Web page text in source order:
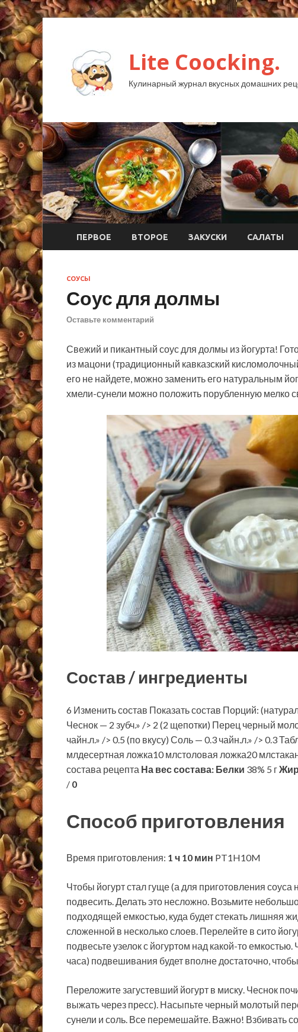
Lite Coocking.
Кулинарный журнал вкусных домашних
ПЕРВОЕ ВТОРОЕ ЗАКУСКИ САЛАТЫ
СОУСЫ
Соус для долмы
Оставьте комментарий
Свежий и пикантный соус для долмы из йогурта!
из мацони (традиционный кавказский
его не найдете, можно заменить его натуральным
хмели-сунели можно положить порубленную мелко
Состав / ингредиенты
6 Изменить состав Показать состав Порций:
Чеснок — 2 зубч.» /> 2 (2 щепотки) Перец черный
чайн.л.» /> 0.5 (по вкусу) Соль — 0.3 чайн.л.» /> 0.3
млдесертная ложка10 млстоловая ложка20
состава рецепта На вес состава: Белки 38% 5 г
/ 0
Способ приготовления
Время приготовления: 1 ч 10 мин PT1H10M
Чтобы йогурт стал гуще (а для приготовления соуса
подвесить. Делать это несложно. Возьмите
подходящей емкостью, куда будет стекать лишняя
сложенной в несколько слоев. Перелейте в сито
подвесьте узелок с йогуртом над какой-то
часа) подвешивания будет вполне достаточно,
Переложите загустевший йогурт в миску. Чеснок
выжать через пресс). Насыпьте черный молотый
сунели и соль. Все перемешайте. Важно! Взбивать